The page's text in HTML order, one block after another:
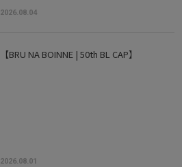
2026.08.04
【BRU NA BOINNE | 50th BL CAP】
2026.08.01